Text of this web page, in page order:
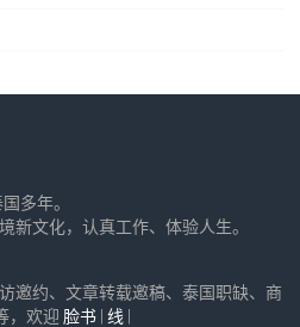
多年。
新文化，认真工作、体验人生。
邀约、文章转载邀稿、泰国职缺、商
，欢迎 脸书 |线